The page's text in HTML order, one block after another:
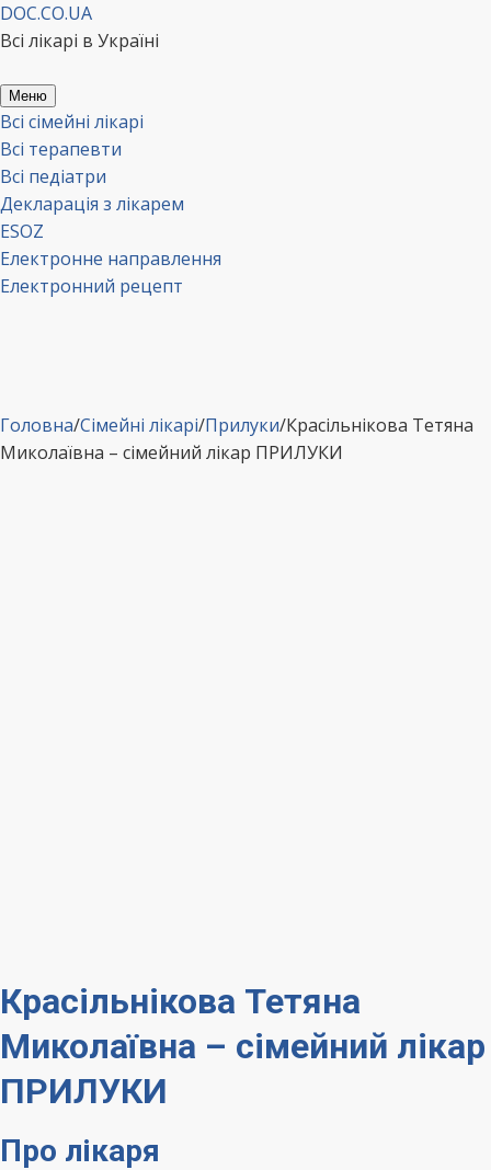
Перейти
до
DOC.CO.UA
Всі лікарі в Україні
Меню
Всі сімейні лікарі
Всі терапевти
Всі педіатри
Декларація з лікарем
ESOZ
Електронне направлення
Електронний рецепт
Головна/Сімейні лікарі/Прилуки/Красільнікова Тетяна
Миколаївна – сімейний лікар ПРИЛУКИ
Красільнікова Тетяна
Миколаївна – сімейний лікар
ПРИЛУКИ
Про лікаря